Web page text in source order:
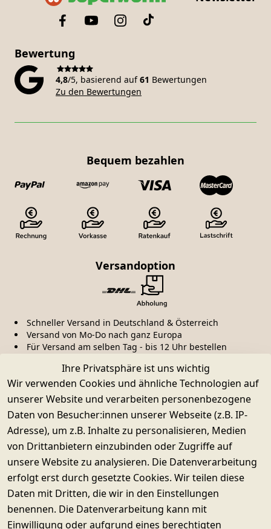
Ihre Privatsphäre ist uns wichtig
Wir verwenden Cookies und ähnliche Technologien auf
unserer Website und verarbeiten personenbezogene
Daten von Besucher:innen unserer Webseite (z.B. IP-
Adresse), um z.B. Inhalte zu personalisieren, Medien
von Drittanbietern einzubinden oder Zugriffe auf
unsere Website zu analysieren. Die Datenverarbeitung
erfolgt erst durch gesetzte Cookies. Wir teilen diese
Daten mit Dritten, die wir in den Einstellungen
benennen. Die Datenverarbeitung kann mit
Einwilligung oder aufgrund eines berechtigten
Bewertung
4,8/5, basierend auf61 Bewertungen
Zu den Bewertungen
Bequem bezahlen
Versandoption
Schneller Versand in Deutschland & Österreich
Versand von Mo-Do nach ganz Europa
Für Versand am selben Tag - bis 12 Uhr bestellen
Kauf ohne Risiko
Käuferschutz & Datenschutz
Sichere SSL-Verschlüsselung
Widerrufsrecht
© SUPERWURM GmbH & Co. KG
Impressum